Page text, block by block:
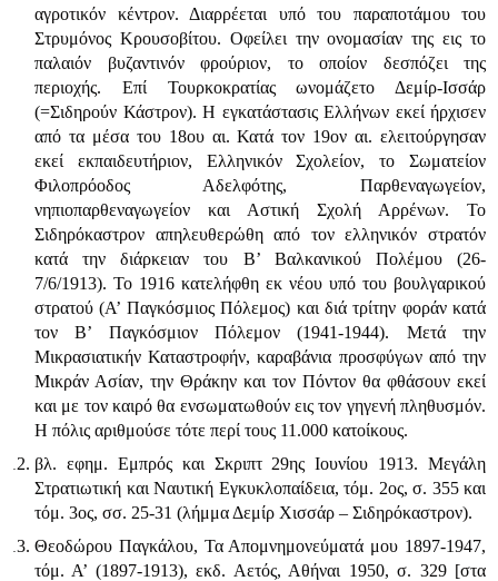
αγροτικόν κέντρον. Διαρρέεται υπό του παραποτάμου του
Στρυμόνος Κρουσοβίτου. Οφείλει την ονομασίαν της εις το
παλαιόν βυζαντινόν φρούριον, το οποίον δεσπόζει της
περιοχής. Επί Τουρκοκρατίας ωνομάζετο Δεμίρ-Ισσάρ
(=Σιδηρούν Κάστρον). Η εγκατάστασις Ελλή­νων εκεί ήρχισεν
από τα μέσα του 18ου αι. Κατά τον 19ον αι. ελειτούργησαν
εκεί εκπαιδευτήριον, Ελληνικόν Σχολείον, το Σωματείον
Φιλοπρόοδος Αδελφότης, Παρθεναγωγείον,
νηπιοπαρθεναγωγείον και Αστική Σχολή Αρρένων. Το
Σιδηρόκαστρον απηλευθερώθη από τον ελληνικόν στρατόν
κατά την διάρκειαν του Β’ Βαλκανικού Πολέμου (26-
7/6/1913). Το 1916 κατελήφθη εκ νέου υπό του βουλγαρικού
στρατού (Α’ Παγκόσμιος Πόλεμος) και διά τρίτην φοράν κατά
τον Β’ Παγκόσμιον Πόλεμον (1941-1944). Μετά την
Μικρασιατι­κήν Καταστροφήν, καραβάνια προσφύγων από την
Μικράν Ασίαν, την Θράκην και τον Πόντον θα φθάσουν εκεί
και με τον καιρό θα ενσωματωθούν εις τον γηγενή πληθυσμόν.
Η πόλις αριθμούσε τότε περί τους 11.000 κατοίκους.
βλ. εφημ. Εμπρός και Σκριπτ 29ης Ιουνίου 1913. Μεγάλη
Στρατιωτική και Ναυτική Εγκυκλοπαίδεια, τόμ. 2ος, σ. 355 και
τόμ. 3ος, σσ. 25-31 (λήμμα Δεμίρ Χισσάρ – Σιδηρόκαστρον).
Θεοδώρου Παγκάλου, Τα Απομνημονεύματά μου 1897-1947,
τόμ. Α’ (1897-1913), εκδ. Αετός, Αθήναι 1950, σ. 329 [στα